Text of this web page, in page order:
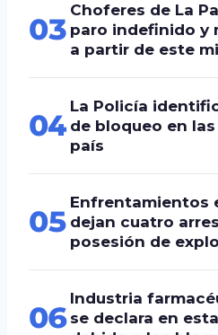
03
Choferes de La
paro indefinido y
a partir de este
04
La Policía
de bloqueo en
país
05
Enfrentamientos
dejan cuatro
posesión de
06
Industria
se declara en